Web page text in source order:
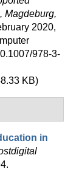
Magdeburg,
2020,
978-3-
KB)
in